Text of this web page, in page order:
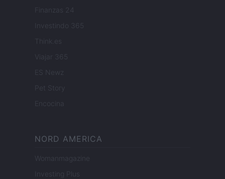
Finanzas 24
Investindo 365
Think.es
Viajar 365
ES Newz
Pet Story
Encocina
NORD AMERICA
Womanmagazine
Investing Plus